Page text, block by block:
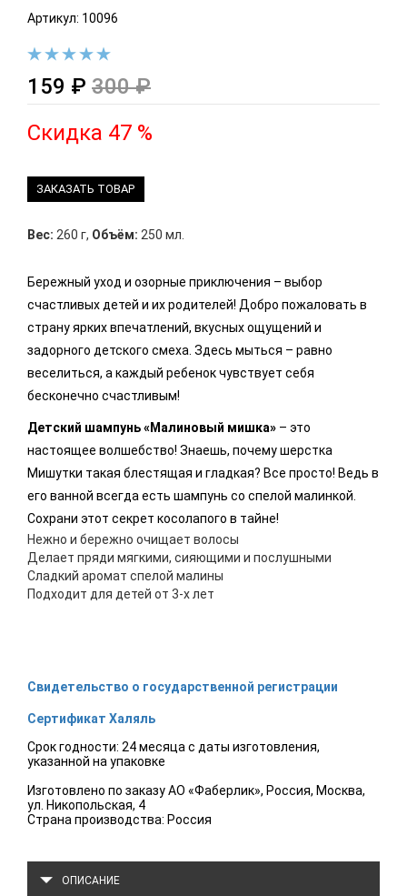
Артикул: 10096
159 ₽ 300 ₽
Скидка 47 %
ЗАКАЗАТЬ ТОВАР
Вес: 260 г, Объём: 250 мл.
Бережный уход и озорные приключения – выбор
счастливых детей и их родителей! Добро пожаловать в
страну ярких впечатлений, вкусных ощущений и
задорного детского смеха. Здесь мыться – равно
веселиться, а каждый ребенок чувствует себя
бесконечно счастливым!
Детский шампунь «Малиновый мишка» – это
настоящее волшебство! Знаешь, почему шерстка
Мишутки такая блестящая и гладкая? Все просто! Ведь в
его ванной всегда есть шампунь со спелой малинкой.
Сохрани этот секрет косолапого в тайне!
Нежно и бережно очищает волосы
Делает пряди мягкими, сияющими и послушными
Сладкий аромат спелой малины
Подходит для детей от 3-х лет
Свидетельство о государственной регистрации
Сертификат Халяль
Срок годности: 24 месяца с даты изготовления,
указанной на упаковке
Изготовлено по заказу АО «Фаберлик», Россия, Москва,
ул. Никопольская, 4
Страна производства: Россия
ОПИСАНИЕ